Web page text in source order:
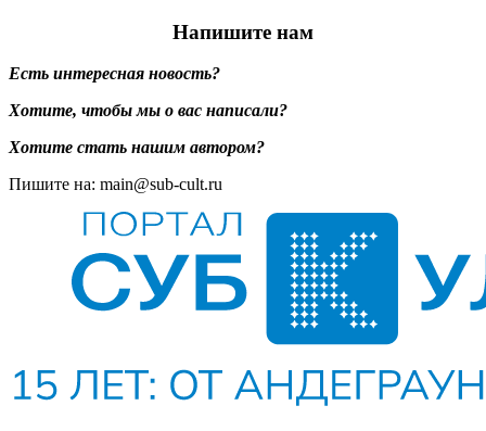
Напишите нам
Есть интересная новость?
Хотите, чтобы мы о вас написали?
Хотите стать нашим автором?
Пишите на: main@sub-cult.ru